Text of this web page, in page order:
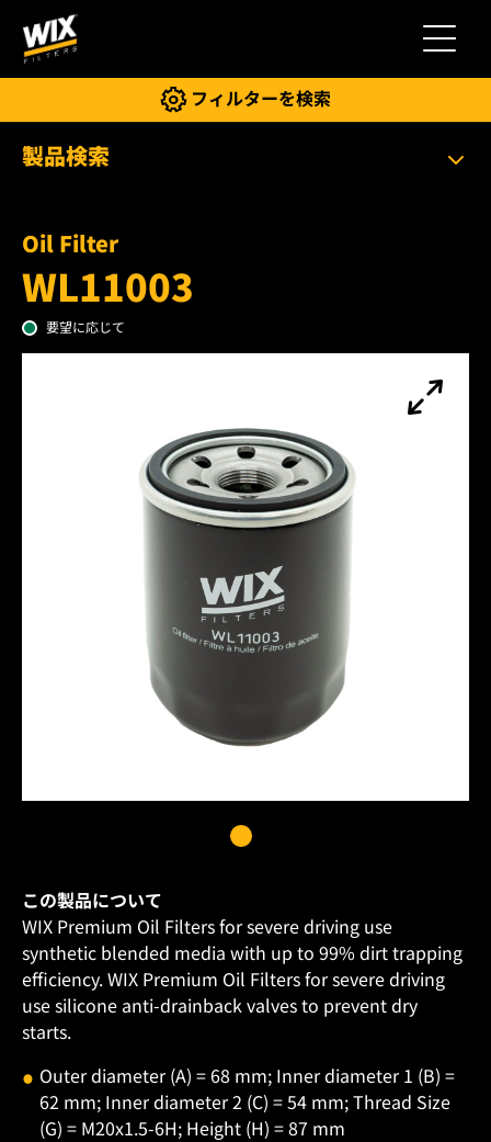
切り替え
フィルターを検索
製品検索
Oil Filter
WL11003
要望に応じて
この製品について
WIX Premium Oil Filters for severe driving use
synthetic blended media with up to 99% dirt trapping
efficiency. WIX Premium Oil Filters for severe driving
use silicone anti-drainback valves to prevent dry
starts.
Outer diameter (A) = 68 mm; Inner diameter 1 (B) =
62 mm; Inner diameter 2 (C) = 54 mm; Thread Size
(G) = M20x1.5-6H; Height (H) = 87 mm